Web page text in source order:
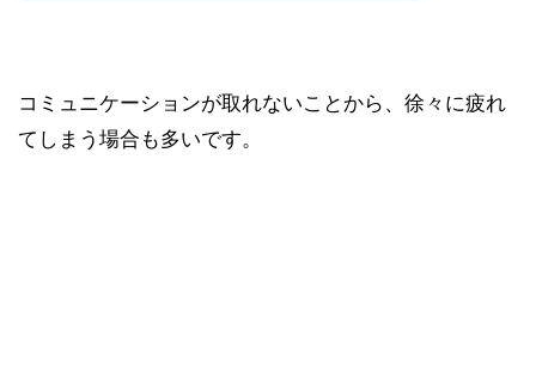
コミュニケーションが取れないことから、徐々に疲れ
てしまう場合も多いです。